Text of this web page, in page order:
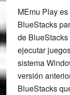
MEmu Play
BlueStacks
de
ejecutar
sistema
versión
BlueStacks